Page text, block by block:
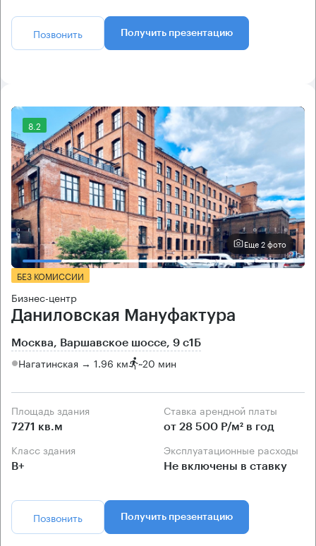
Позвонить Получить презентацию
8.2
Еще 2 фото
БЕЗ КОМИССИИ
Бизнес-центр
Даниловская Мануфактура
Москва, Варшавское шоссе, 9 с1Б
Нагатинская → 1.96 км ~20 мин
Площадь здания
7271 кв.м
Ставка арендной платы
от 28 500 Р/м² в год
Класс здания
B+
Эксплуатационные расходы
Не включены в ставку
Позвонить Получить презентацию